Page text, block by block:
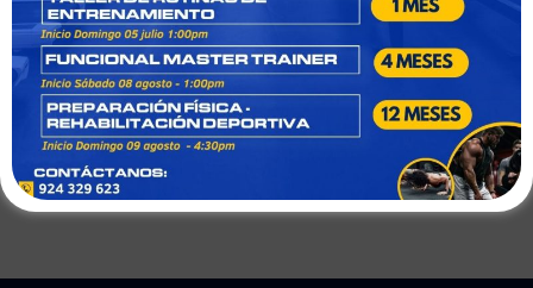
Asesor Nutricional –
Healthy Perú
Lima, San Borja
Medio tiempo
rrhh@healthyperu.pe